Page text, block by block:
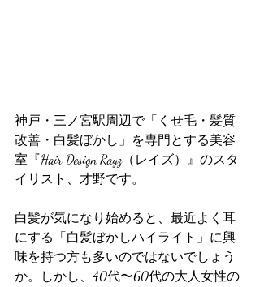
神戸・三ノ宮駅周辺で「くせ毛・髪質
改善・白髪ぼかし」を専門とする美容
室『Hair Design Rayz（レイズ）』のスタ
イリスト、才野です。
白髪が気になり始めると、最近よく耳
にする「白髪ぼかしハイライト」に興
味を持つ方も多いのではないでしょう
か。しかし、40代〜60代の大人女性の